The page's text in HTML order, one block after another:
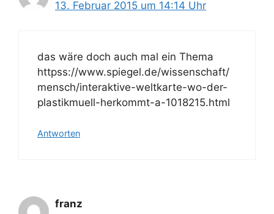
13. Februar 2015 um 14:14 Uhr
das wäre doch auch mal ein Thema
httpss://www.spiegel.de/wissenschaft/
mensch/interaktive-weltkarte-wo-der-
plastikmuell-herkommt-a-1018215.html
Antworten
franz